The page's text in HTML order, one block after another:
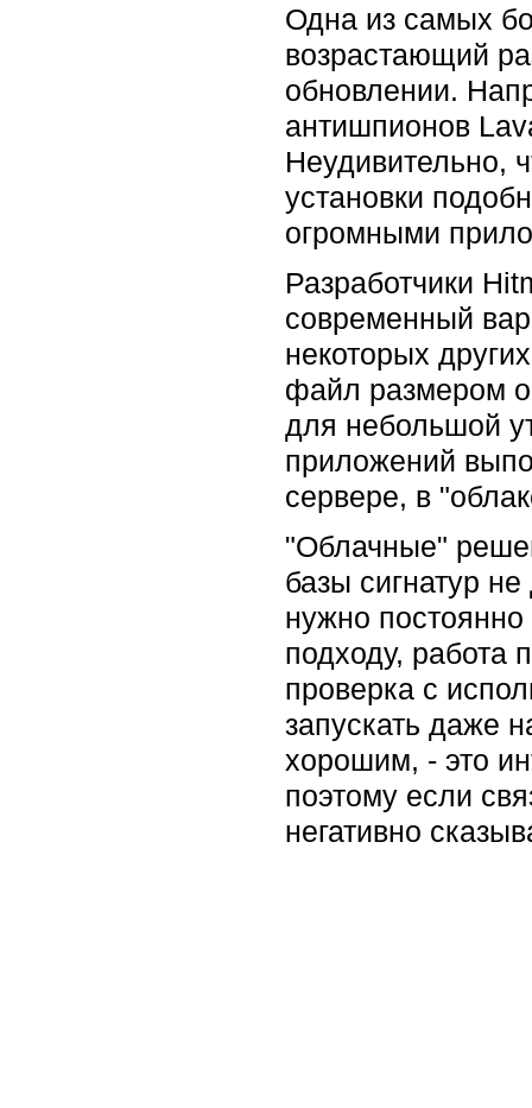
Одна из самых
возрастающий
обновлении.
антишпионов
Неудивительно,
установки
огромными
Разработчики
современный
некоторых
файл размером
для небольшой
приложений
сервере, в
"Облачные"
базы сигнатур
нужно постоянно
подходу, работа
проверка с
запускать даже
хорошим, - это
поэтому если
негативно